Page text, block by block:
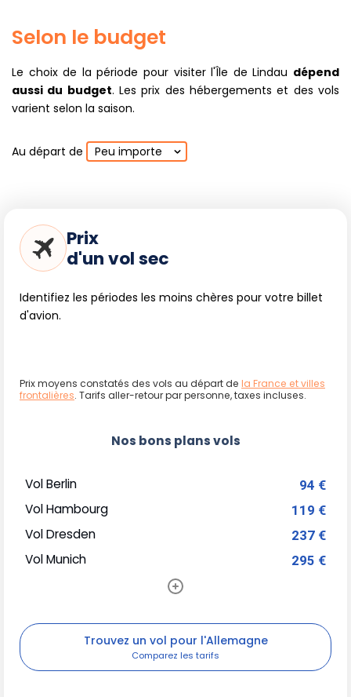
Selon le budget
Le choix de la période pour visiter l'Île de Lindau dépend
aussi du budget. Les prix des hébergements et des vols
varient selon la saison.
Au départ de Peu importe
Prix
d'un vol sec
Identifiez les périodes les moins chères pour votre billet
d'avion.
Prix moyens constatés des vols au départ de la France et villes
frontalières. Tarifs aller-retour par personne, taxes incluses.
Nos bons plans vols
Vol Berlin 94 €
Vol Hambourg 119 €
Vol Dresden 237 €
Vol Munich 295 €
Trouvez un vol pour l'Allemagne